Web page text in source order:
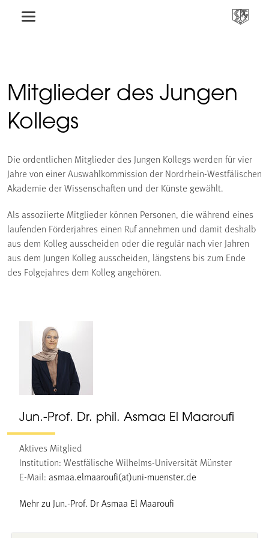
Mitglieder des Jungen
Kollegs
Die ordentlichen Mitglieder des Jungen Kollegs werden für vier
Jahre von einer Auswahlkommission der Nordrhein-Westfälischen
Akademie der Wissenschaften und der Künste gewählt.
Als assoziierte Mitglieder können Personen, die während eines
laufenden Förderjahres einen Ruf annehmen und damit deshalb
aus dem Kolleg ausscheiden oder die regulär nach vier Jahren
aus dem Jungen Kolleg ausscheiden, längstens bis zum Ende
des Folgejahres dem Kolleg angehören.
Jun.-Prof. Dr. phil. Asmaa El Maaroufi
Aktives Mitglied
Institution: Westfälische Wilhelms-Universität Münster
E-Mail: asmaa.elmaaroufi(at)uni-muenster.de
Mehr zu Jun.-Prof. Dr Asmaa El Maaroufi